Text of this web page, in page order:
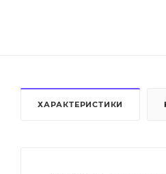
ХАРАКТЕРИСТИКИ